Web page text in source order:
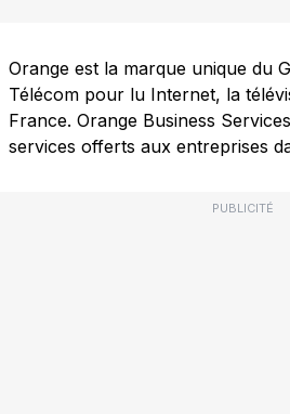
Orange est la marque unique du
Télécom pour lu Internet, la
France. Orange Business
services offerts aux entreprises
PUBLICITÉ